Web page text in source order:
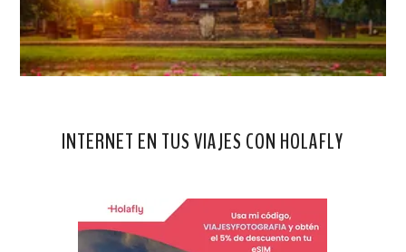
INTERNET EN TUS VIAJES CON HOLAFLY